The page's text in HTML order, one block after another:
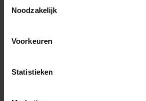
Noodzakelijk
Voorkeuren
Statistieken